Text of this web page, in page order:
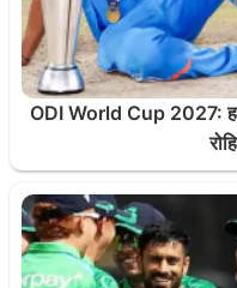
ODI World Cup 2027: